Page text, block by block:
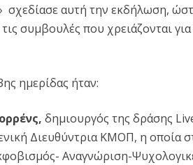
αυτή την εκδήλωση,
συμβουλές που χρειάζονται
ημερίδας ήταν:
δημιουργός της δράσης
Διευθύντρια ΚΜΟΠ, η οποία
Αναγνώριση-